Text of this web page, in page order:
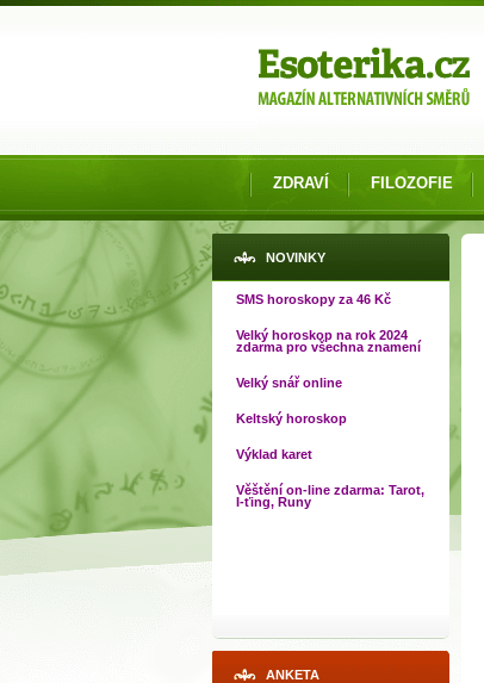
ZDRAVÍ FILOZOFIE
NOVINKY
SMS horoskopy za 46 Kč
Velký horoskop na rok 2024
zdarma pro všechna znamení
Velký snář online
Keltský horoskop
Výklad karet
Věštění on-line zdarma: Tarot,
I-ťing, Runy
ANKETA